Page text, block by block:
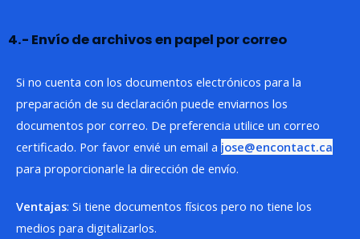
4.- Envío de archivos en papel por correo
Si no cuenta con los documentos electrónicos para la
preparación de su declaración puede enviarnos los
documentos por correo. De preferencia utilice un correo
certificado. Por favor envié un email a jose@encontact.ca
para proporcionarle la dirección de envío.
Ventajas: Si tiene documentos físicos pero no tiene los
medios para digitalizarlos.